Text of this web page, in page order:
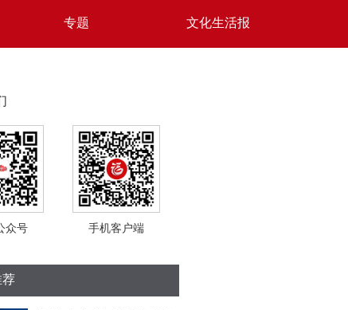
专题 文化生活报
众号 手机客户端
荐